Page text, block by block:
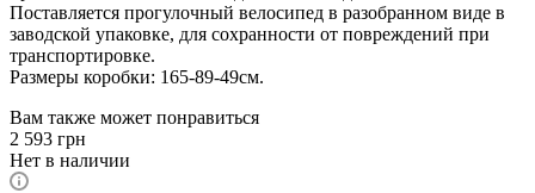
Поставляется прогулочный велосипед в разобранном виде в
заводской упаковке, для сохранности от повреждений при
транспортировке.
Размеры коробки: 165-89-49см.
Вам также может понравиться
2 593 грн
Нет в наличии